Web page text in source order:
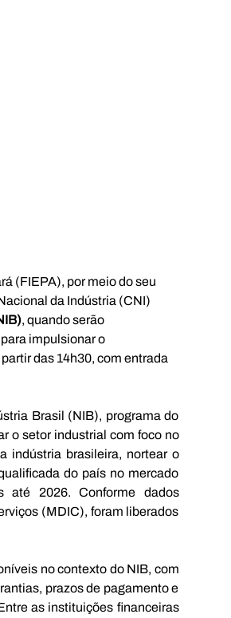
(FIEPA), por meio do seu
da Indústria (CNI)
, quando serão
impulsionar o
das 14h30, com entrada
Brasil (NIB), programa do
o setor industrial com foco no
indústria brasileira, nortear o
do país no mercado
até 2026. Conforme dados
(MDIC), foram liberados
no contexto do NIB, com
prazos de pagamento e
as instituições financeiras